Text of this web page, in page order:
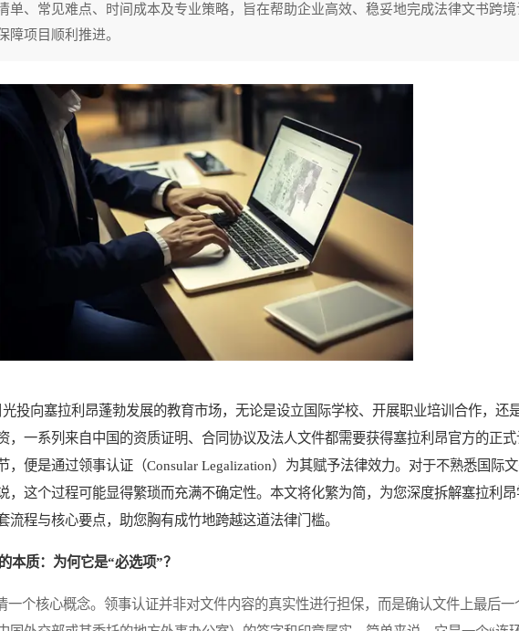
单、常见难点、时间成本及专业策略，旨在帮助企业高效、稳妥地完成法律文书跨境
障项目顺利推进。
向塞拉利昂蓬勃发展的教育市场，无论是设立国际学校、开展职业培训合作，还
，一系列来自中国的资质证明、合同协议及法人文件都需要获得塞拉利昂官方的正式
，便是通过领事认证（Consular Legalization）为其赋予法律效力。对于不熟悉国际
，这个过程可能显得繁琐而充满不确定性。本文将化繁为简，为您深度拆解塞拉利
流程与核心要点，助您胸有成竹地跨越这道法律门槛。
本质：为何它是“必选项”？
个核心概念。领事认证并非对文件内容的真实性进行担保，而是确认文件上最后一